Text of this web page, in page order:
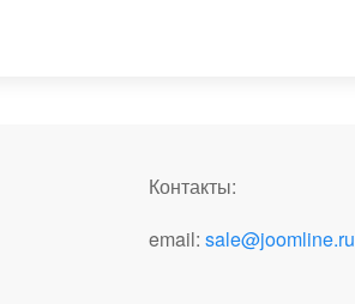
Контакты:
email: sale@joomline.ru